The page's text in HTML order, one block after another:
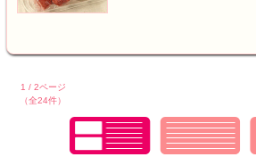
1 / 2ページ
（全24件）